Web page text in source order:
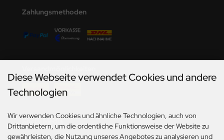
Zahlungsmethoden
Social Media
Diese Webseite verwendet Cookies und andere
Technologien
Wir verwenden Cookies und ähnliche Technologien, auch von
Drittanbietern, um die ordentliche Funktionsweise der Website zu
gewährleisten, die Nutzung unseres Angebotes zu analysieren und